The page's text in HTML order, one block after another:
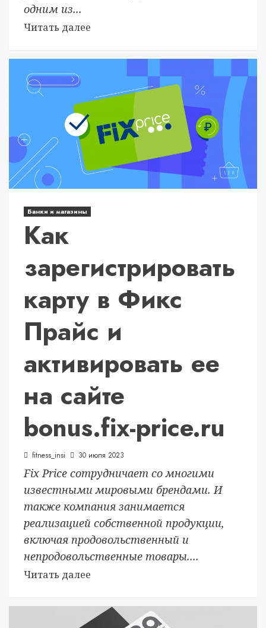
одним из...
Читать далее
Банки и магазины
Как
зарегистрировать
карту в Фикс
Прайс и
активировать ее
на сайте
bonus.fix-price.ru
fitness_insi 30 июля 2023
Fix Price сотрудничает со многими
известными мировыми брендами. И
также компания занимается
реализацией собственной продукции,
включая продовольственный и
непродовольственные товары....
Читать далее